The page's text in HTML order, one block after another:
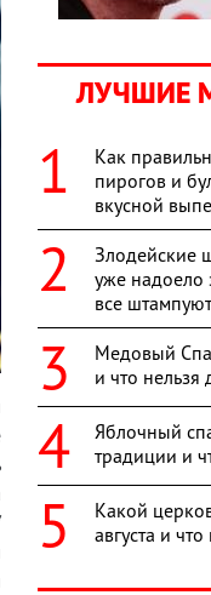
ЛУЧШИЕ
Как
пирогов и
вкусной
Злодейские
уже надоело
все
Медовый
и что нельзя
Яблочный
традиции и
Какой
августа и